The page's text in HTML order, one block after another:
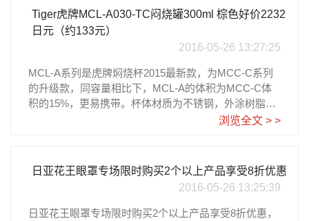
合。滋润肌肤，面膜很温和，完全不刺激，也不会黏
腻，就像用天然淘米水敷脸的感觉，很适合每天使用。
Tiger虎牌MCL-A030-TC闷烧罐300ml 棕色好价2232
日元（约133元）
2016-05-26 13:27:25
MCL-A系列是虎牌焖烧杯2015最新款，为MCC-C系列
的升级款，同容量相比下，MCL-A的体积为MCC-C体
积的15%，更易携带。杯体材质为不锈钢，外涂树脂，
垫圈为硅胶材质，塑胶食品级聚丙烯的杯体上盖。可做
时。内部表面采用特殊镜面加工处理，不易脏污，不易
沾染异味，轻盈小巧，迷你袖珍。需要注意的是，同M
CC-C系列相比，MCL-A系列没有配叉勺。
浏览全文 > >
日亚花王眼罩专场限时购买2个以上产品享受8折优惠
2016-05-26 13:25:39
日亚花王眼罩专场限时购买2个以上产品享受8折优惠，